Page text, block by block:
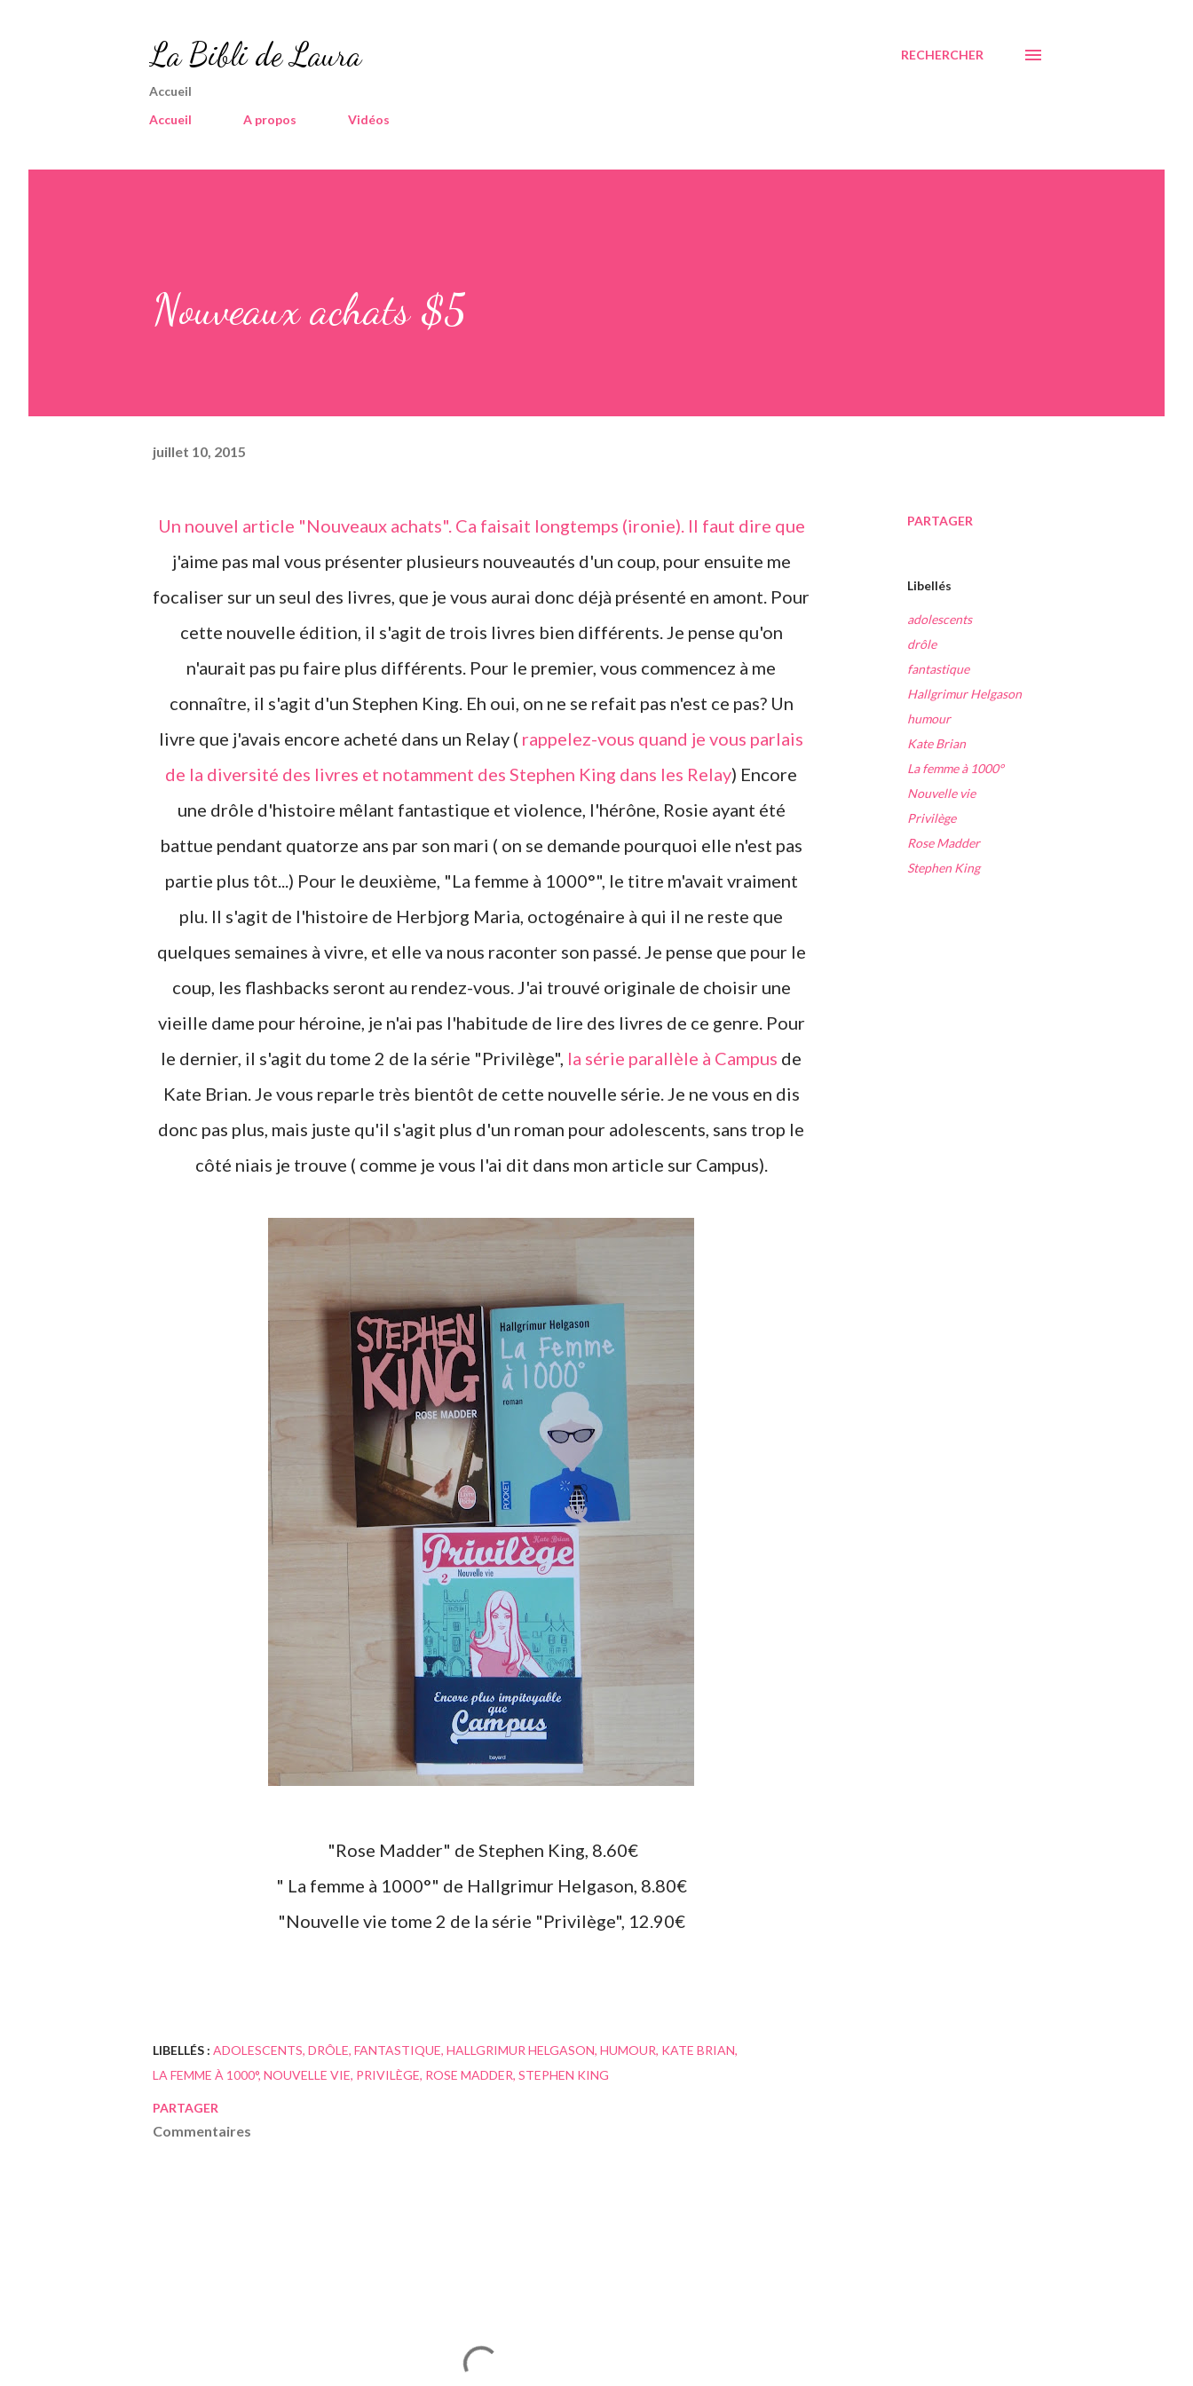
La Bibli de Laura RECHERCHER
Accueil
Accueil
A propos Vidéos
Nouveaux achats $5
juillet 10, 2015
Un nouvel article "Nouveaux achats". Ca faisait longtemps (ironie). Il faut dire que
j'aime pas mal vous présenter plusieurs nouveautés d'un coup, pour ensuite me
focaliser sur un seul des livres, que je vous aurai donc déjà présenté en amont. Pour
cette nouvelle édition, il s'agit de trois livres bien différents. Je pense qu'on
n'aurait pas pu faire plus différents. Pour le premier, vous commencez à me
connaître, il s'agit d'un Stephen King. Eh oui, on ne se refait pas n'est ce pas? Un
livre que j'avais encore acheté dans un Relay ( rappelez-vous quand je vous parlais
de la diversité des livres et notamment des Stephen King dans les Relay) Encore
une drôle d'histoire mêlant fantastique et violence, l'hérône, Rosie ayant été
battue pendant quatorze ans par son mari ( on se demande pourquoi elle n'est pas
partie plus tôt...) Pour le deuxième, "La femme à 1000°", le titre m'avait vraiment
plu. Il s'agit de l'histoire de Herbjorg Maria, octogénaire à qui il ne reste que
quelques semaines à vivre, et elle va nous raconter son passé. Je pense que pour le
coup, les flashbacks seront au rendez-vous. J'ai trouvé originale de choisir une
vieille dame pour héroine, je n'ai pas l'habitude de lire des livres de ce genre. Pour
le dernier, il s'agit du tome 2 de la série "Privilège", la série parallèle à Campus de
Kate Brian. Je vous reparle très bientôt de cette nouvelle série. Je ne vous en dis
donc pas plus, mais juste qu'il s'agit plus d'un roman pour adolescents, sans trop le
côté niais je trouve ( comme je vous l'ai dit dans mon article sur Campus).
"Rose Madder" de Stephen King, 8.60€
" La femme à 1000°" de Hallgrimur Helgason, 8.80€
"Nouvelle vie tome 2 de la série "Privilège", 12.90€
PARTAGER
Libellés
adolescents
drôle
fantastique
Hallgrimur Helgason
humour
Kate Brian
La femme à 1000°
Nouvelle vie
Privilège
Rose Madder
Stephen King
LIBELLÉS : ADOLESCENTS DRÔLE FANTASTIQUE HALLGRIMUR HELGASON HUMOUR KATE BRIAN
LA FEMME À 1000° NOUVELLE VIE PRIVILÈGE ROSE MADDER STEPHEN KING
PARTAGER
Commentaires